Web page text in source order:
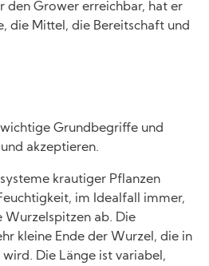
den Grower erreichbar, hat er
die Mittel, die Bereitschaft und
Grundbegriffe und
akzeptieren.
krautiger Pflanzen
im Idealfall immer,
Wurzelspitzen ab. Die
kleine Ende der Wurzel, die in
Die Länge ist variabel,